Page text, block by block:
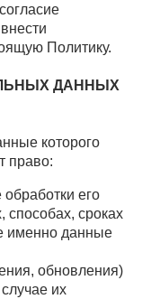
Политику.
ДАННЫХ
которого
право:
его
способах, сроках
именно данные
обновления)
их